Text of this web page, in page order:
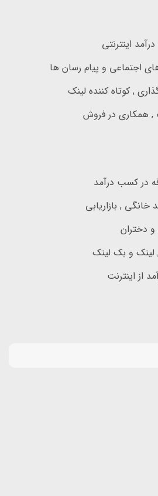
اینترنتی
اجتماعی و پیام رسان ها
, کوتاه کننده لینک
, همکاری در فروش
در کسب درآمد
خانگی , بازاریابی
دختران
, لینک و بک لینک
از اینترنت